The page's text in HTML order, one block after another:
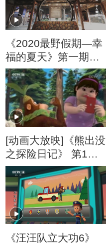
《2020最野假期—幸
福的夏天》第一期精
彩抢先看
[动画大放映]《熊出没
之探险日记》 第1集
导游光头强
《汪汪队立大功6》